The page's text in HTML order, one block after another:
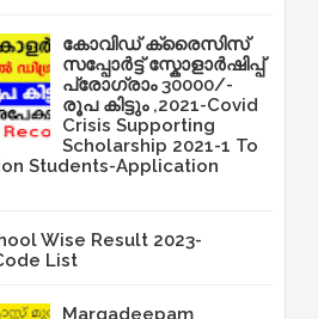
കോവിഡ് ക്രൈസിസ്
സപ്പോർട്ട് സ്കോളാർഷിപ്പ്
പ്രോഗ്രാം 30000/-
രൂപ കിട്ടും ,2021-Covid
Crisis Supporting
Scholarship 2021-1 To
Students-Application
Wise Result 2023-
List
Margadeepam